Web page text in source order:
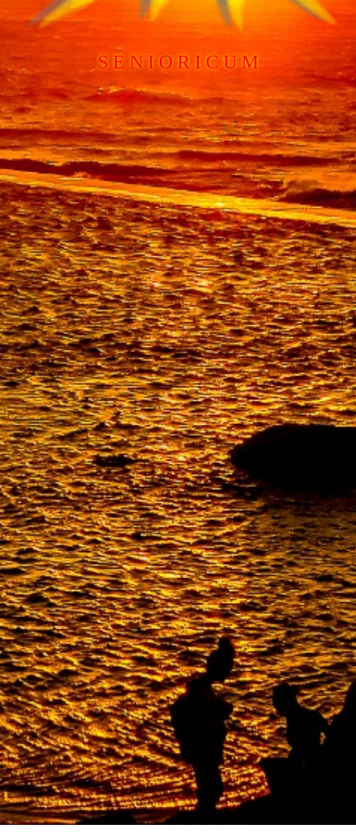
S E N I O R I C U M